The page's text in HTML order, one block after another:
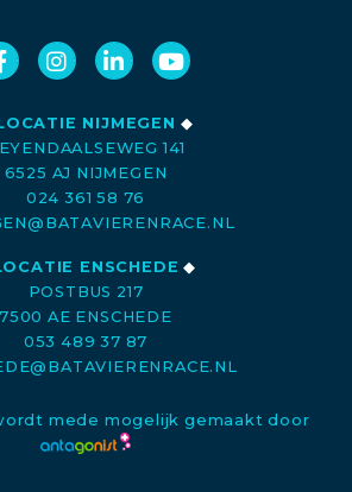
NIJMEGEN ◆
141
6525 AJ NIJMEGEN
024 361 58 76
ENSCHEDE ◆
POSTBUS 217
7500 AE ENSCHEDE
053 489 37 87
mede mogelijk gemaakt door